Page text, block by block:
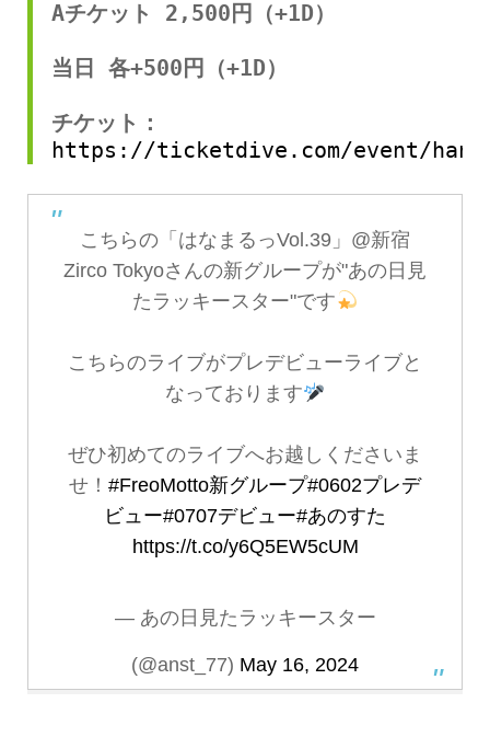
Aチケット 2,500円（+1D）
当日 各+500円（+1D）
チケット：
https://ticketdive.com/event/
こちらの「はなまるっVol.39」@新宿
Zirco Tokyoさんの新グループが"あの日見
たラッキースター"です
こちらのライブがプレデビューライブと
なっております
ぜひ初めてのライブへお越しくださいま
せ！ #FreoMotto新グループ#0602プレデ
ビュー#0707デビュー#あのすた
https://t.co/y6Q5EW5cUM
— あの日見たラッキースター
(@anst_77) May 16, 2024